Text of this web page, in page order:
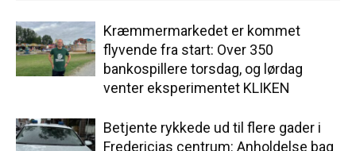
Kræmmermarkedet er kommet
flyvende fra start: Over 350
bankospillere torsdag, og lørdag
venter eksperimentet KLIKEN
Betjente rykkede ud til flere gader i
Fredericias centrum: Anholdelse bag